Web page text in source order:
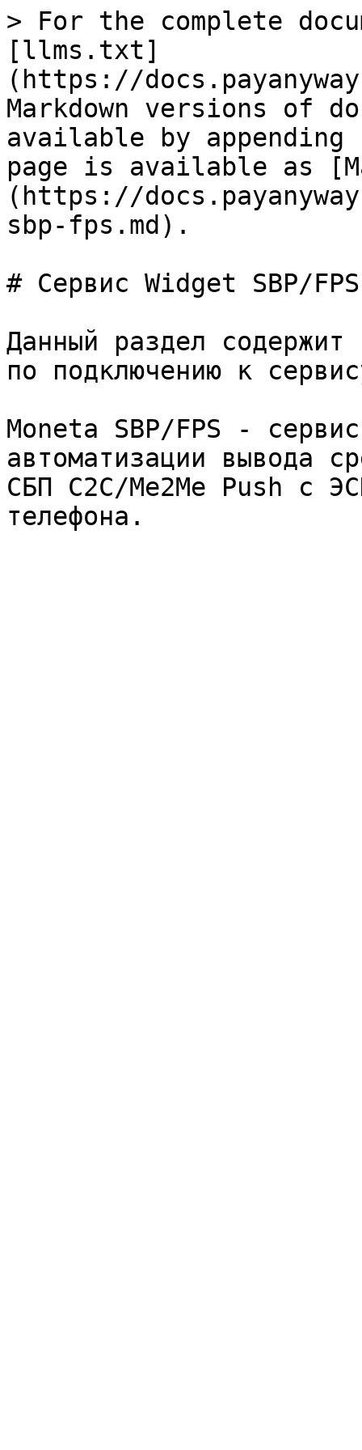
> For the complete
[llms.txt]
(https://
Markdown versions of
available by
page is available as
(https://
sbp-fps.md).
# Сервис Widget SBP/FPS
Данный раздел содержит
по подключению к
Moneta SBP/FPS -
автоматизации вывода
СБП С2С/Ме2Ме Push c